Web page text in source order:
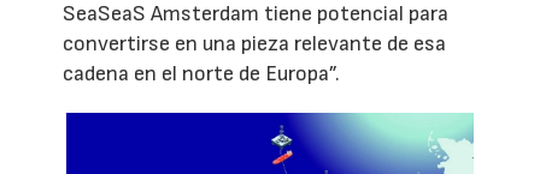
SeaSeaS Amsterdam tiene potencial para
convertirse en una pieza relevante de esa
cadena en el norte de Europa”.